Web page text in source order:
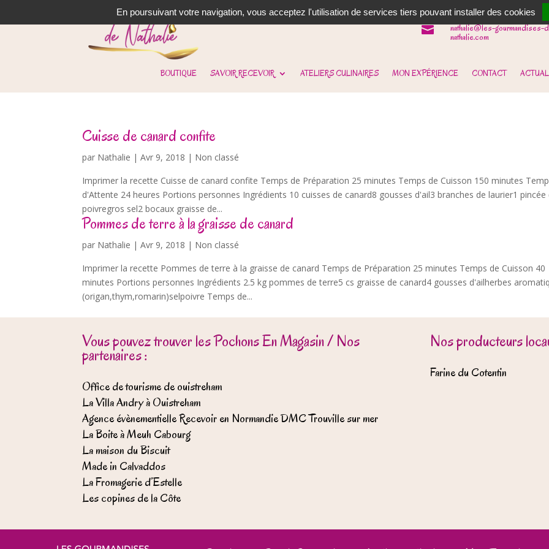

06 62 31 14 90

nathalie@les-gourmandises-
nathalie.com
BOUTIQUE SAVOIR RECEVOIR ATELIERS CULINAIRES MON EXPÉRIENCE CONTACT
Cuisse de canard confite
par Nathalie |Avr 9, 2018 | Non classé
Imprimer la recette Cuisse de canard confite Temps de Préparation 25 minutes Temps de Cuisson 150 minutes
d'Attente 24 heures Portions personnes Ingrédients 10 cuisses de canard8 gousses d'ail3 branches de laurier1 pincée
poivregros sel2 bocaux graisse de...
Pommes de terre à la graisse de canard
par Nathalie |Avr 9, 2018 | Non classé
Imprimer la recette Pommes de terre à la graisse de canard Temps de Préparation 25 minutes Temps de Cuisson 40
minutes Portions personnes Ingrédients 2.5 kg pommes de terre5 cs graisse de canard4 gousses d'ailherbes
(origan,thym,romarin)selpoivre Temps de...
Vous pouvez trouver les Pochons En Magasin / Nos
partenaires :
Office de tourisme de ouistreham
La Villa Andry à Ouistreham
Agence évènementielle Recevoir en Normandie DMC Trouville sur mer
La Boite à Meuh Cabourg
La maison du Biscuit
Made in Calvaddos
La Fromagerie d’Estelle
Les copines de la Côte
Nos producteurs
Farine du Cotentin
En poursuivant votre navigation, vous acceptez l'utilisation de services tiers pouvant installer des cookies